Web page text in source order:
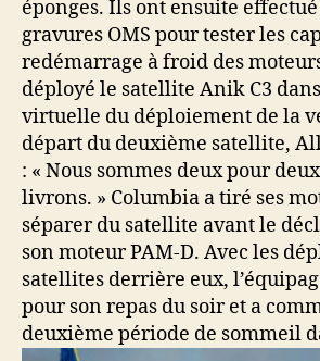
éponges. Ils ont ensuite
gravures OMS pour tester les
redémarrage à froid des
déployé le satellite Anik C3
virtuelle du déploiement de la
départ du deuxième satellite,
: « Nous sommes deux pour
livrons. » Columbia a tiré ses
séparer du satellite avant le
son moteur PAM-D. Avec les
satellites derrière eux,
pour son repas du soir et a
deuxième période de sommeil